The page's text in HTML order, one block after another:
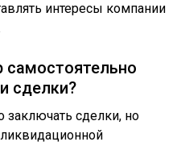
интересы компании
сделки?
заключать сделки, но